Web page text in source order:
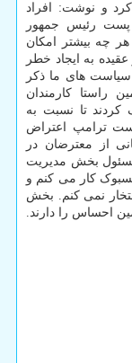
و نوشت: افراد
پست رئیس جمهور
چه بیشتر امکان
عقیده به ایجاد خطر
های ما ذکر
راستا کارمندان
تا نسبت به
ترامپ اعتراض
از معترضان در
بخش مدیریت
کار می کنم و
نمی کنم. بخش
احساس را دارند.